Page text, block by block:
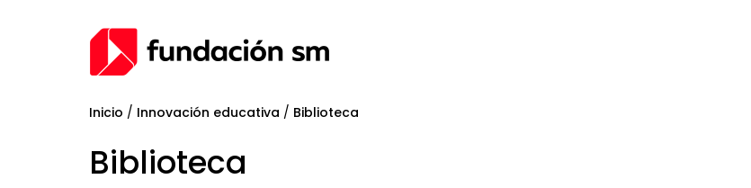
Inicio / Innovación educativa / Biblioteca
Biblioteca